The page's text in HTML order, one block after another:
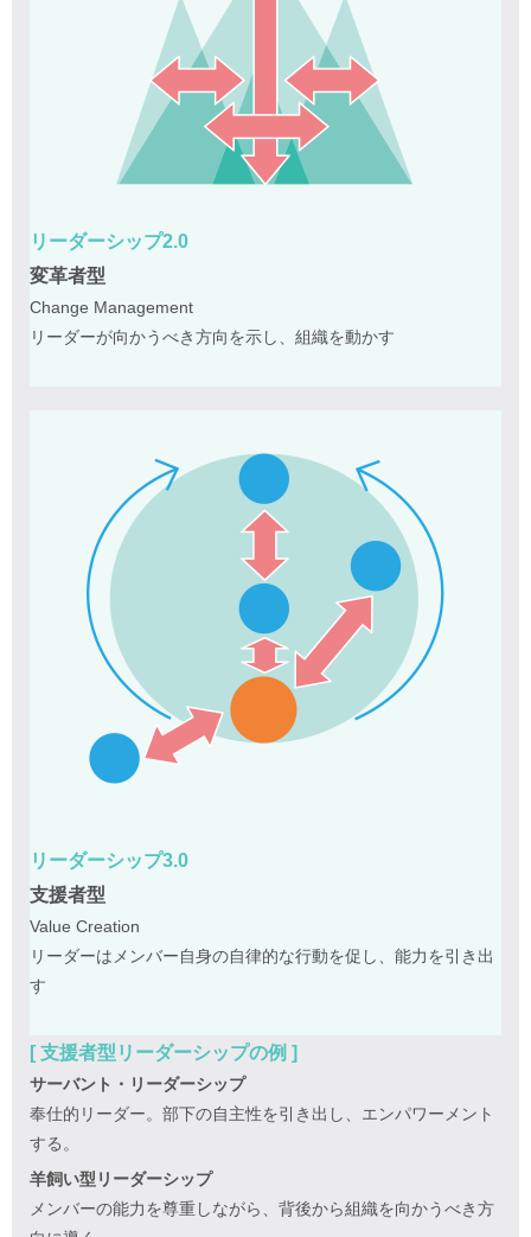
リーダーシップ2.0
変革者型
Change Management
リーダーが向かうべき方向を示し、組織を動かす
リーダーシップ3.0
支援者型
Value Creation
リーダーはメンバー自身の自律的な行動を促し、能力を引き出
す
[ 支援者型リーダーシップの例 ]
サーバント・リーダーシップ
奉仕的リーダー。部下の自主性を引き出し、エンパワーメント
する。
羊飼い型リーダーシップ
メンバーの能力を尊重しながら、背後から組織を向かうべき方